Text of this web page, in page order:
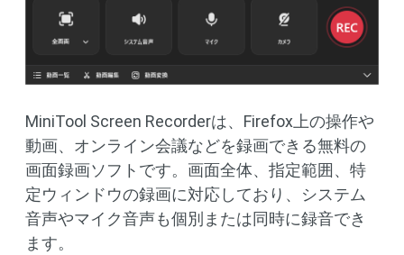
MiniTool Screen Recorderは、Firefox上の操作や
動画、オンライン会議などを録画できる無料の
画面録画ソフトです。画面全体、指定範囲、特
定ウィンドウの録画に対応しており、システム
音声やマイク音声も個別または同時に録音でき
ます。